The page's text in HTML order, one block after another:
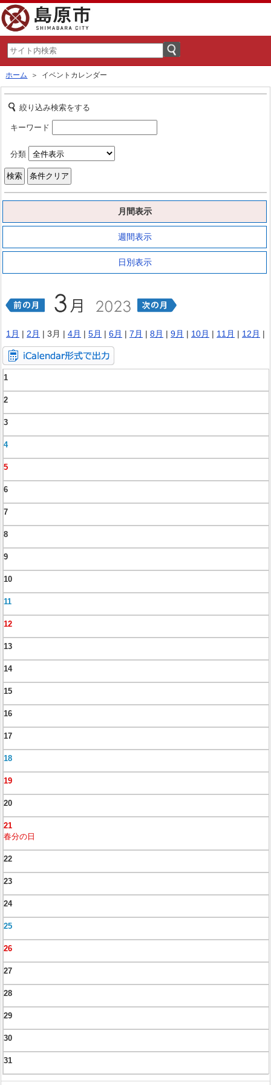
ホーム ＞ イベントカレンダー
絞り込み検索をする
キーワード
分類
月間表示
週間表示
日別表示
1月 | 2月 | 3月 | 4月 | 5月 | 6月 | 7月 | 8月 | 9月 | 10月 | 11月 | 12月 |
1
2
3
4
5
6
7
8
9
10
11
12
13
14
15
16
17
18
19
20
21
春分の日
22
23
24
25
26
27
28
29
30
31